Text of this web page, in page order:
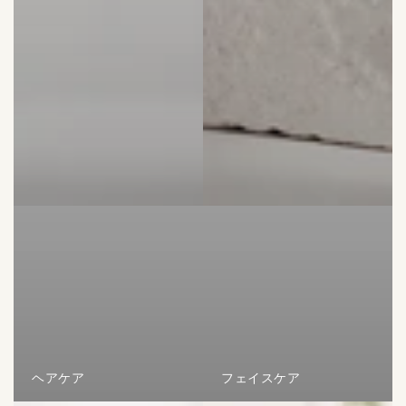
ヘアケア フェイスケア